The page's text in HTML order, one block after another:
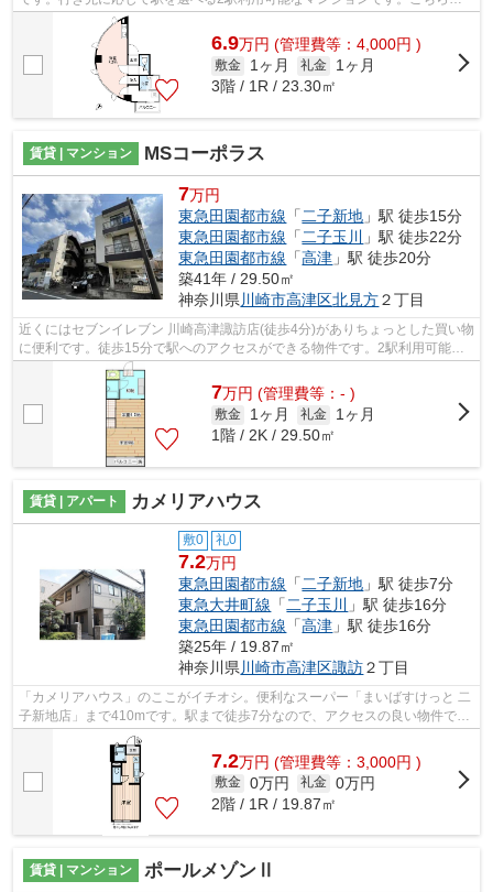
マンションでは初期費用をカードでお支...
6.9万円 (管理費等：4,000円 )
敷金 1ヶ月 礼金
1ヶ月
3階 / 1R / 23.30㎡
賃貸 | マンション MSコーポラス
7万円
東急田園都市線 「 二子新地 」駅 徒歩15分
東急田園都市線 「 二子玉川
」駅 徒歩22分
東急田園都市線 「高津 」駅 徒歩20分
築41年 / 29.50㎡
神奈川県 川崎市高津区北見方２丁目
近くにはセブンイレブン 川崎高津諏訪店(徒歩4分)がありちょっとした買い物
に便利です。徒歩15分で駅へのアクセスができる物件です。2駅利用可能な
物件なので、用途や行き先に応じて経...
7万円 (管理費等：- )
敷金 1ヶ月 礼金
1ヶ月
1階 / 2K / 29.50㎡
賃貸 | アパート カメリアハウス
敷0 礼0
7.2万円
東急田園都市線 「二子新地 」駅 徒歩7分
東急大井町線 「二子玉川
」駅 徒歩16分
東急田園都市線 「高津 」駅 徒歩16分
築25年 / 19.87㎡
神奈川県川崎市高津区諏訪２丁目
「カメリアハウス」のここがイチオシ。便利なスーパー「まいばすけっと 二
子新地店」まで410mです。駅まで徒歩7分なので、アクセスの良い物件で
す。敷地内ごみ置き場付き物件です。東...
7.2万円 (管理費等：3,000円 )
敷金 0万円 礼金 0万円
2階 / 1R / 19.87㎡
賃貸 | マンション ポールメゾンⅡ